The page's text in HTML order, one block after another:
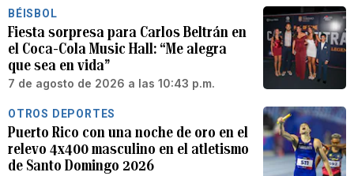
BÉISBOL
Fiesta sorpresa para Carlos Beltrán en
el Coca-Cola Music Hall: “Me alegra
que sea en vida”
7 de agosto de 2026 a las 10:43 p.m.
OTROS DEPORTES
Puerto Rico con una noche de oro en el
relevo 4x400 masculino en el atletismo
de Santo Domingo 2026